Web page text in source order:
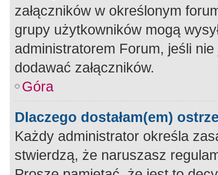
załączników w określonym
grupy użytkowników mogą
administratorem Forum, jeśli
dodawać załączników.
Góra
Dlaczego dostałam(em)
Każdy administrator określa
stwierdzą, że naruszasz